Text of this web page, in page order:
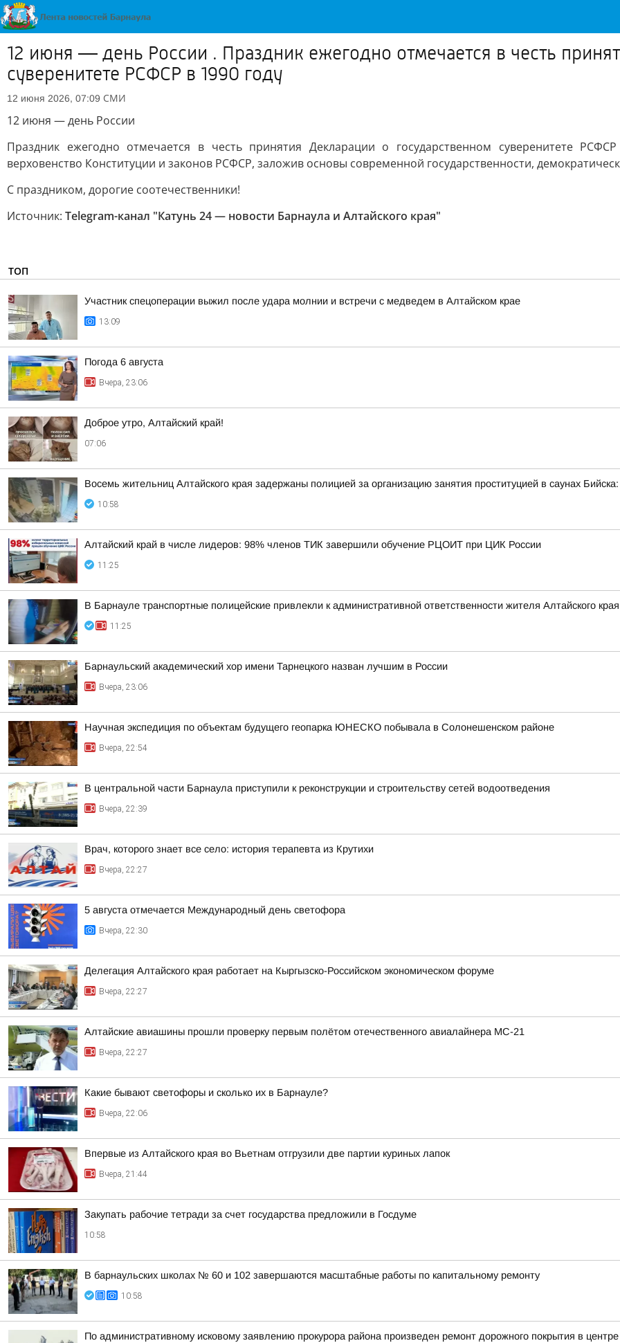
12 июня — день России . Праздник ежегодно отмечается в честь
суверенитете РСФСР в 1990 году
12 июня 2026, 07:09 СМИ
12 июня — день России
Праздник ежегодно отмечается в честь принятия Декларации о государственном суверенитете
верховенство Конституции и законов РСФСР, заложив основы современной государственности,
С праздником, дорогие соотечественники!
Источник: Telegram-канал "Катунь 24 — новости Барнаула и Алтайского края"
ТОП
Участник спецоперации выжил после удара молнии и встречи с медведем в Алтайском крае
13:09
Погода 6 августа
Вчера, 23:06
Доброе утро, Алтайский край!
07:06
Восемь жительниц Алтайского края задержаны полицией за организацию занятия проституцией в саунах
10:58
Алтайский край в числе лидеров: 98% членов ТИК завершили обучение РЦОИТ при ЦИК России
11:25
В Барнауле транспортные полицейские привлекли к административной ответственности жителя Алтайского
11:25
Барнаульский академический хор имени Тарнецкого назван лучшим в России
Вчера, 23:06
Научная экспедиция по объектам будущего геопарка ЮНЕСКО побывала в Солонешенском районе
Вчера, 22:54
В центральной части Барнаула приступили к реконструкции и строительству сетей водоотведения
Вчера, 22:39
Врач, которого знает все село: история терапевта из Крутихи
Вчера, 22:27
5 августа отмечается Международный день светофора
Вчера, 22:30
Делегация Алтайского края работает на Кыргызско-Российском экономическом форуме
Вчера, 22:27
Алтайские авиашины прошли проверку первым полётом отечественного авиалайнера МС-21
Вчера, 22:27
Какие бывают светофоры и сколько их в Барнауле?
Вчера, 22:06
Впервые из Алтайского края во Вьетнам отгрузили две партии куриных лапок
Вчера, 21:44
Закупать рабочие тетради за счет государства предложили в Госдуме
10:58
В барнаульских школах № 60 и 102 завершаются масштабные работы по капитальному ремонту
10:58
По административному исковому заявлению прокурора района произведен ремонт дорожного покрытия в центре